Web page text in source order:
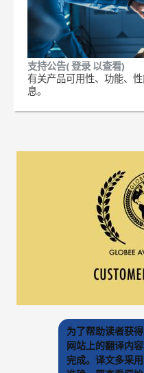
支持公告( 登录 以查看)
有关产品可用性、功能、
息。
为了帮助读者获
网站上的翻译内
完成。译文多采